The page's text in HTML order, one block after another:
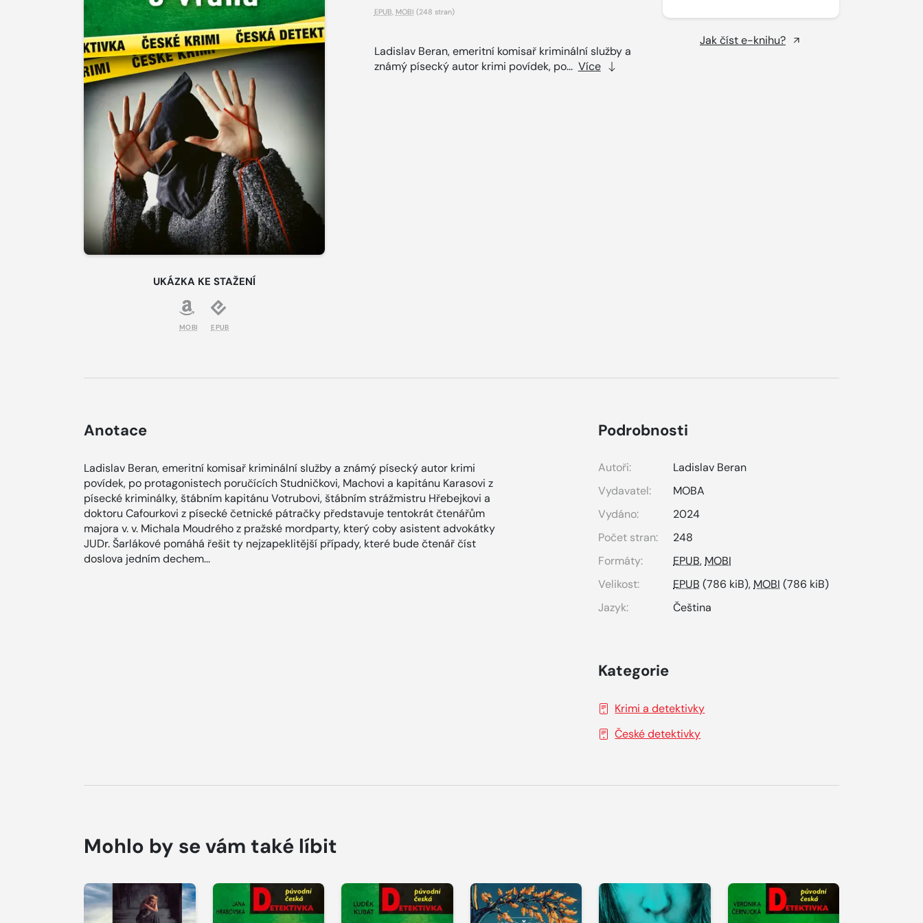
UKÁZKA KE STAŽENÍ
MOBI EPUB
EPUB MOBI (248 stran)
Ladislav Beran, emeritní komisař kriminální služby a
známý písecký autor krimi povídek, po... Více
Jak číst e-knihu?
Anotace
Ladislav Beran, emeritní komisař kriminální služby a známý písecký autor krimi
povídek, po protagonistech poručících Studničkovi, Machovi a kapitánu Karasovi z
písecké kriminálky, štábním kapitánu Votrubovi, štábním strážmistru Hřebejkovi a
doktoru Cafourkovi z písecké četnické pátračky představuje tentokrát čtenářům
majora v. v. Michala Moudrého z pražské mordparty, který coby asistent advokátky
JUDr. Šarlákové pomáhá řešit ty nejzapeklitější případy, které bude čtenář číst
doslova jedním dechem...
Podrobnosti
Autoři:
Ladislav Beran
Vydavatel:
MOBA
Vydáno:
2024
Počet stran:
248
Formáty:
EPUB,MOBI
Velikost:
EPUB (786 kiB),MOBI (786 kiB)
Jazyk:
Čeština
Kategorie
Krimi a detektivky
České detektivky
Mohlo by se vám také líbit